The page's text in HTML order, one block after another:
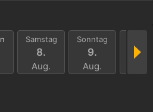
Samstag
8.
Aug.
Sonntag
9.
Aug.
10.